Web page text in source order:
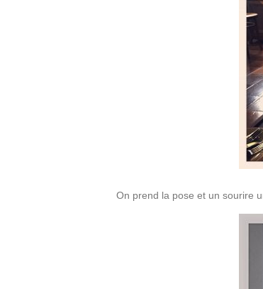
On prend la pose et un sourire